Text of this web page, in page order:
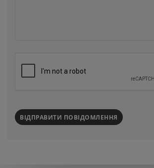
ВІДПРАВИТИ ПОВІДОМЛЕННЯ